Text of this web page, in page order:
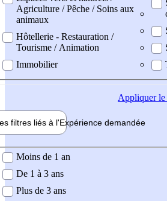
Agriculture / Pêche / Soins aux
animaux
Hôtellerie - Restauration /
Tourisme / Animation
Immobilier
Appliquerle
filtres liés à l'Expérience demandée
demandée
Moins de 1 an
De 1 à 3 ans
Plus de 3 ans